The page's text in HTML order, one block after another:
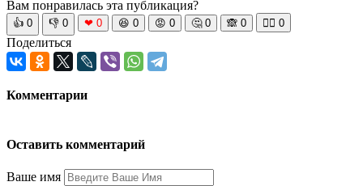
Вам понравилась эта публикация?
👍 0 👎 0 ❤ 0 😆 0 😡 0 🤔 0 🙈 0 🧘‍♀️ 0
Поделиться
Комментарии
Оставить комментарий
Ваше имя